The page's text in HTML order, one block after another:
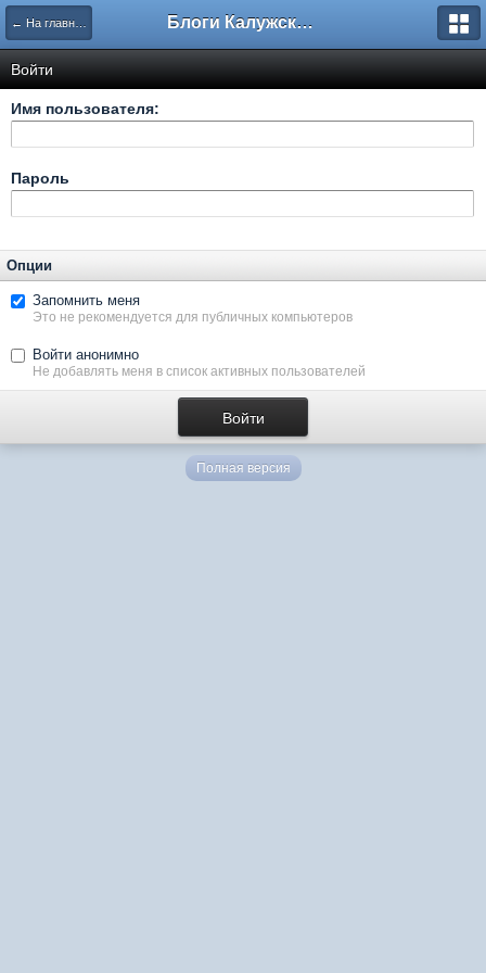
← На главную Блоги Калужского перекрестка
Войти
Имя пользователя:
Пароль
Опции
Запомнить меня
Это не рекомендуется для публичных компьютеров
Войти анонимно
Не добавлять меня в список активных пользователей
Полная версия